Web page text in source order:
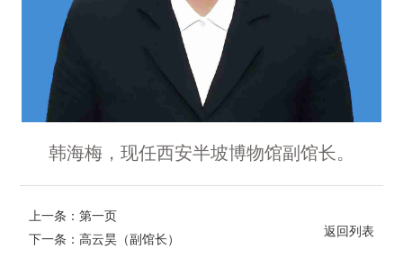
韩海梅，现任西安半坡博物馆副馆长。
上一条：第一页
下一条：高云昊（副馆长）
返回列表